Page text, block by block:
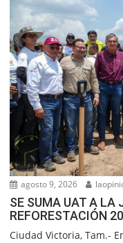
agosto 9, 2026
SE SUMA UAT A LA
REFORESTACIÓN
Ciudad Victoria, Tam.-